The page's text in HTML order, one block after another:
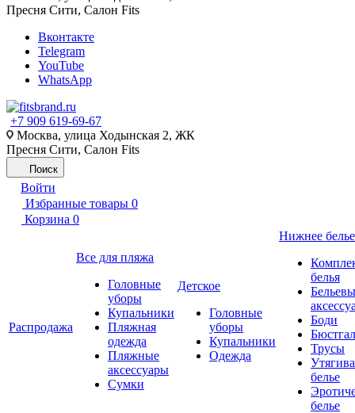
Пресня Сити, Салон Fits
Вконтакте
Telegram
YouTube
WhatsApp
+7 909 619-69-67
Москва, улица Ходынская 2, ЖК
Пресня Сити, Салон Fits
Поиск
Войти
Избранные товары 0
Корзина 0
Распродажа
Все для пляжа
Головные
уборы
Купальники
Пляжная
одежда
Пляжные
аксессуары
Сумки
Детское
Головные
уборы
Купальники
Одежда
Нижнее белье
белья
Боди
Трусы
белье
белье